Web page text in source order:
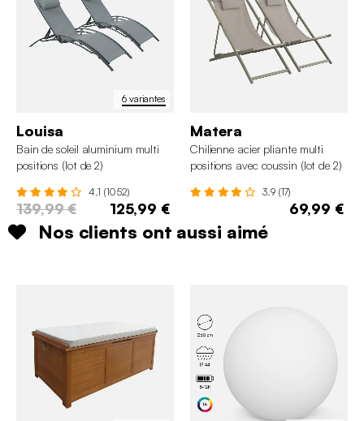
6 variantes
Louisa
Bain de soleil aluminium multi
positions (lot de 2)
4.1 (1052)
139,99 € 125,99 €
Matera
Chilienne acier pliante multi
positions avec coussin (lot de 2)
3.9 (17)
69,99 €
Nos clients ont aussi aimé